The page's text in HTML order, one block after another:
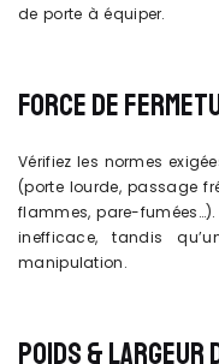
de porte à équiper.
FORCE DE
Vérifiez les normes
(porte lourde, passage
flammes, pare-
inefficace, tandis
manipulation.
POIDS & LARGEUR